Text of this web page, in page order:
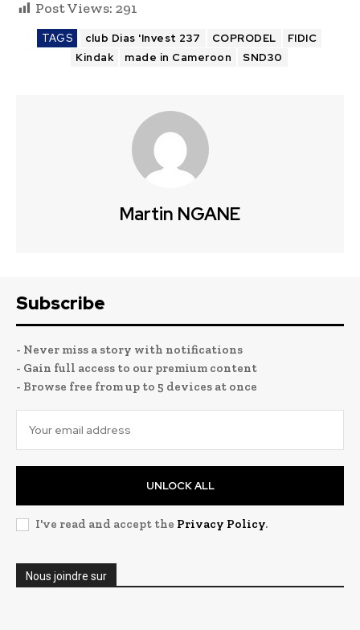
Post Views: 291
TAGS club Dias 'Invest 237 COPRODEL
FIDIC
Kindak
made in Cameroon SND30
Martin NGANE
Subscribe
- Never miss a story with notifications
- Gain full access to our premium content
- Browse free from up to 5 devices at once
UNLOCK ALL
I've read and accept the Privacy Policy.
Nous joindre sur